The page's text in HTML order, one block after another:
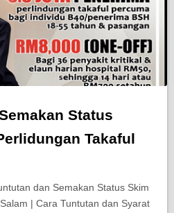
Status
Takaful
dan Semakan Status Skim
| Cara Tuntutan dan Syarat